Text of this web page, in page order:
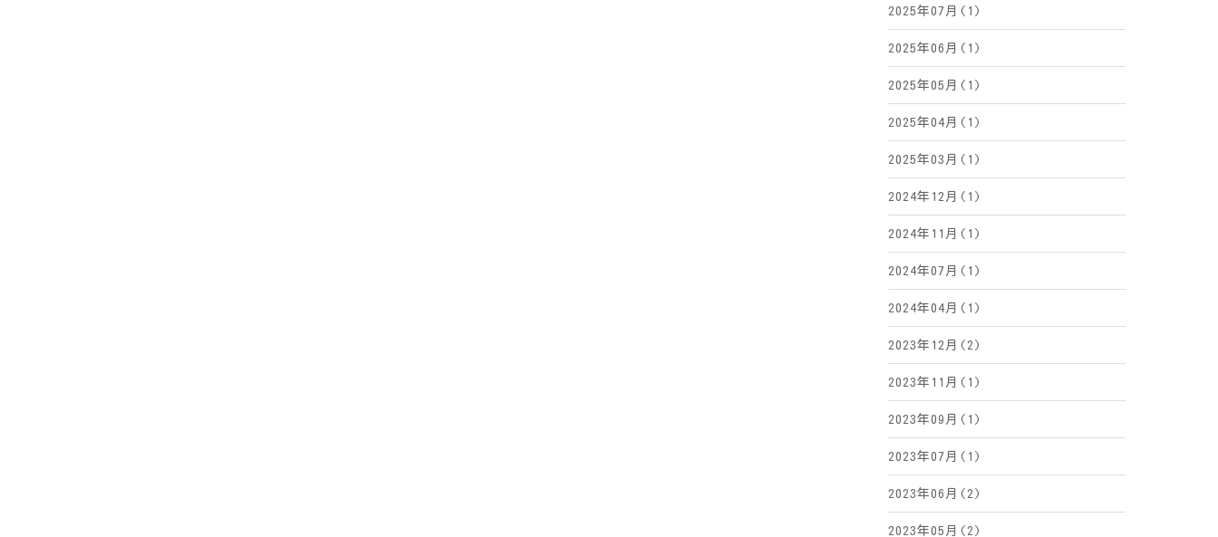
2025年07月(1)
2025年06月(1)
2025年05月(1)
2025年04月(1)
2025年03月(1)
2024年12月(1)
2024年11月(1)
2024年07月(1)
2024年04月(1)
2023年12月(2)
2023年11月(1)
2023年09月(1)
2023年07月(1)
2023年06月(2)
2023年05月(2)